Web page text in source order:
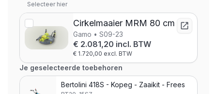
Selecteer hier
Cirkelmaaier MRM 80 cm
Gamo • S09-23
€ 2.081,20 incl. BTW
€ 1.720,00 excl. BTW
Je geselecteerde toebehoren
Bertolini 418S - Kopeg - Zaaikit - Frees